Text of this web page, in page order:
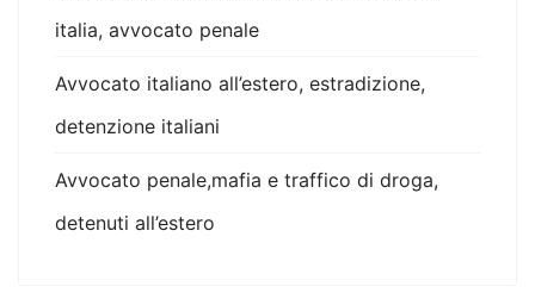
italia, avvocato penale
Avvocato italiano all’estero, estradizione,
detenzione italiani
Avvocato penale,mafia e traffico di droga,
detenuti all’estero